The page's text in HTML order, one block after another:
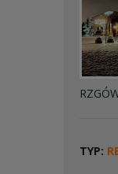
TYP: